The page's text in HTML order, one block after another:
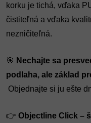
korku je tichá, vďaka
čistiteľná a vďaka
nezničiteľná.
🎯 Nechajte sa
podlaha, ale základ
Objednajte si ju ešte
👉 Objectline Click –